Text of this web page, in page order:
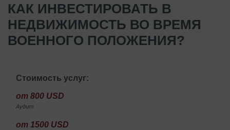
КАК ИНВЕСТИРОВАТЬ В
НЕДВИЖИМОСТЬ ВО ВРЕМЯ
ВОЕННОГО ПОЛОЖЕНИЯ?
Стоимость услуг:
от 800 USD
Аудит
от 1500 USD